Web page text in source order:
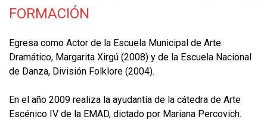
FORMACIÓN
Egresa como Actor de la Escuela Municipal de Arte
Dramático, Margarita Xirgú (2008) y de la Escuela Nacional
de Danza, División Folklore (2004).
En el año 2009 realiza la ayudantía de la cátedra de Arte
Escénico IV de la EMAD, dictado por Mariana Percovich.